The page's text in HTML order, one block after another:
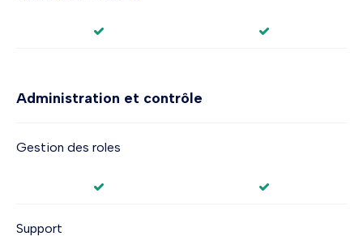
Administration et contrôle
Gestion des roles
Support